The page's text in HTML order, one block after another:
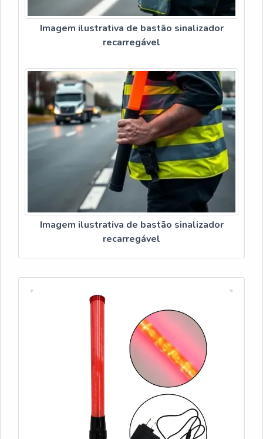
Imagem ilustrativa de bastão sinalizador
recarregável
Imagem ilustrativa de bastão sinalizador
recarregável